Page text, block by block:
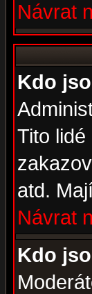
Návrat
Kdo
Tito
atd.
Návrat
Kdo